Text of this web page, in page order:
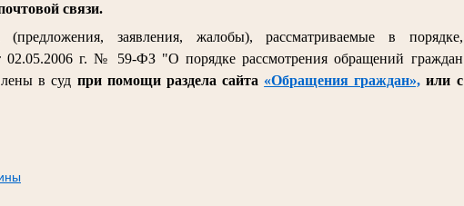
связи.
(предложения, заявления, жалобы), рассматриваемые в порядке,
02.05.2006 г. № 59-ФЗ "О порядке рассмотрения обращений граждан
в суд при помощи раздела сайта «Обращения граждан», или с